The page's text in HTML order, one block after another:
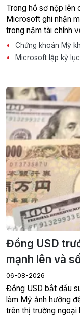
Trong hồ sơ nộp lên
Microsoft ghi nhận
trong năm tài chính
Chứng khoán Mỹ
Microsoft lập kỷ
Đồng USD
mạnh lên và
06-08-2026
Đồng USD bắt đầu
làm Mỹ ảnh hưởng
trên thị trường ngoại